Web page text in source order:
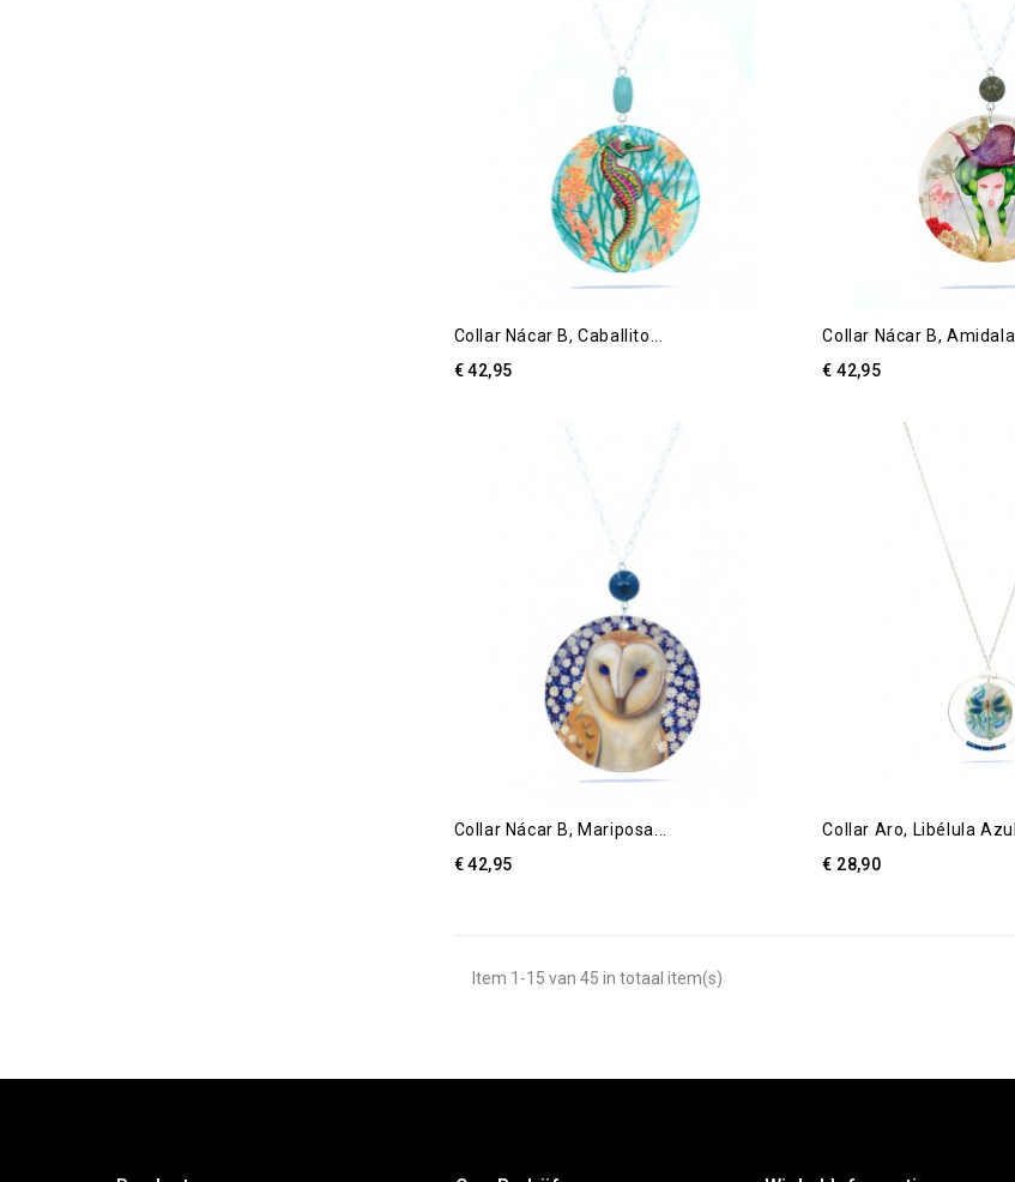
Collar Nácar B, Caballito...
€ 42,95
Collar Nácar B, Amidala
€ 42,95
Collar Nácar B, Mariposa...
€ 42,95
Collar Aro, Libélula Azul
€ 28,90
Item 1-15 van 45 in totaal item(s)